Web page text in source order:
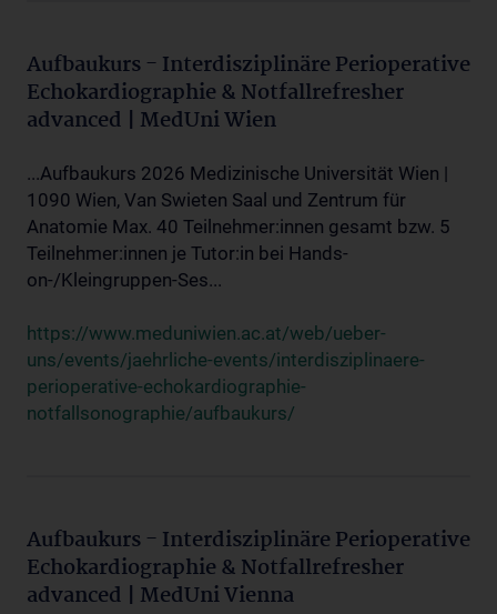
Aufbaukurs - Interdisziplinäre Perioperative
Echokardiographie & Notfallrefresher
advanced | MedUni Wien
...Aufbaukurs 2026 Medizinische Universität Wien |
1090 Wien, Van Swieten Saal und Zentrum für
Anatomie Max. 40 Teilnehmer:innen gesamt bzw. 5
Teilnehmer:innen je Tutor:in bei Hands-
on-/Kleingruppen-Ses...
https://www.meduniwien.ac.at/web/ueber-
uns/events/jaehrliche-events/interdisziplinaere-
perioperative-echokardiographie-
notfallsonographie/aufbaukurs/
Aufbaukurs - Interdisziplinäre Perioperative
Echokardiographie & Notfallrefresher
advanced | MedUni Vienna